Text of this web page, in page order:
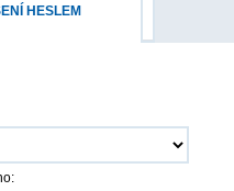
HESLEM